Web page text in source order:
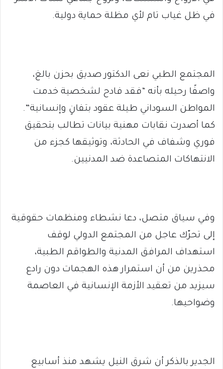
في ظل غياب تام لأي مظلة حماية دولية.
المجتمع الطبي نعى الدكتور صديق بحزن بالغ،
واصفًا رحيله بأنه “فقد فادح لشخصية خدمت
المواطن السوداني طيلة عقود بتفانٍ وإنسانية”.
كما أصدرت نقابات مهنية بيانات تطالب بتحقيق
فوري وشفاف في الحادثة، وتوثيقها كجزء من
الانتهاكات المتصاعدة ضد المدنيين.
وفي سياق متصل، دعا نشطاء ومنظمات حقوقية
إلى تحرّك عاجل من المجتمع الدولي لوقف
استهداف المرافق المدنية والطواقم الطبية،
محذرين من أن استمرار هذه الهجمات دون رادع
سيزيد من تعقيد الأزمة الإنسانية في العاصمة
وضواحيها.
الجدير بالذكر أن شرق النيل يشهد منذ أسابيع